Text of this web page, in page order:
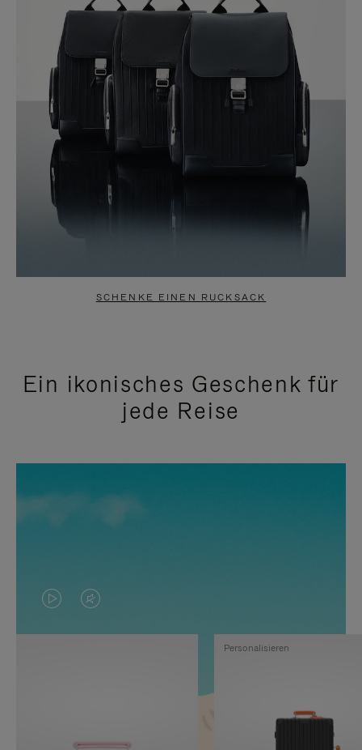
SCHENKE EINEN RUCKSACK
Ein ikonisches Geschenk für
jede Reise
DAS
VIDEO
VIDEO
IST
Personalisieren